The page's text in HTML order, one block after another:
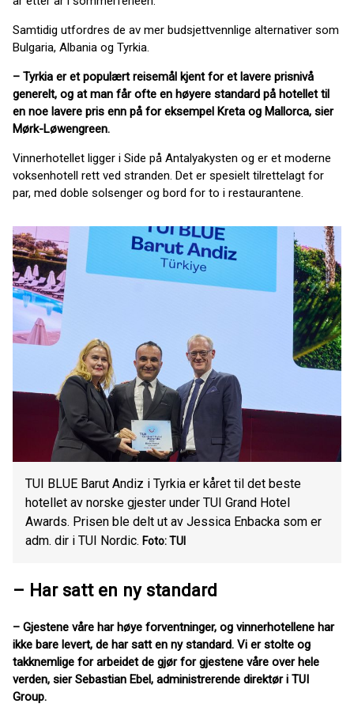
Samtidig utfordres de av mer budsjettvennlige alternativer som
Bulgaria, Albania og Tyrkia.
– Tyrkia er et populært reisemål kjent for et lavere prisnivå
generelt, og at man får ofte en høyere standard på hotellet til
en noe lavere pris enn på for eksempel Kreta og Mallorca, sier
Mørk-Løwengreen.
Vinnerhotellet ligger i Side på Antalyakysten og er et moderne
voksenhotell rett ved stranden. Det er spesielt tilrettelagt for
par, med doble solsenger og bord for to i restaurantene.
TUI BLUE Barut Andiz i Tyrkia er kåret til det beste
hotellet av norske gjester under TUI Grand Hotel
Awards. Prisen ble delt ut av Jessica Enbacka som er
adm. dir i TUI Nordic. Foto: TUI
– Har satt en ny standard
– Gjestene våre har høye forventninger, og vinnerhotellene har
ikke bare levert, de har satt en ny standard. Vi er stolte og
takknemlige for arbeidet de gjør for gjestene våre over hele
verden, sier Sebastian Ebel, administrerende direktør i TUI
Group.